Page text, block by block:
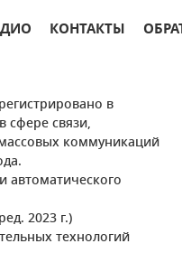
КОНТАКТЫ
в
сфере связи,
коммуникаций
автоматического
2023 г.)
технологий